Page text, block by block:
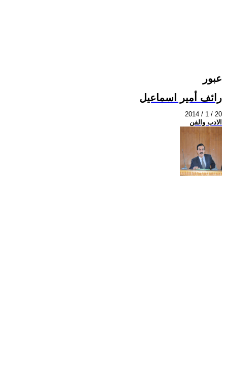
عبور
رائف أمير اسماعيل
2014 / 1 / 20
الادب والفن